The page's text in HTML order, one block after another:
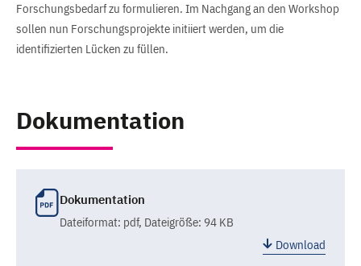
Forschungsbedarf zu formulieren. Im Nachgang an den Workshop
sollen nun Forschungsprojekte initiiert werden, um die
identifizierten Lücken zu füllen.
Dokumentation
Dokumentation
Dateiformat: pdf, Dateigröße: 94 KB
Download